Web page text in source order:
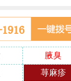
院怎么样
腋臭
荨麻疹